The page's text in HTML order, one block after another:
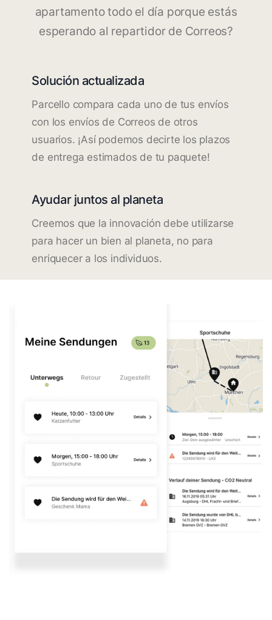
apartamento todo el día porque estás
esperando al repartidor de Correos?
Solución actualizada
Parcello compara cada uno de tus envíos
con los envíos de Correos de otros
usuarios. ¡Así podemos decirte los plazos
de entrega estimados de tu paquete!
Ayudar juntos al planeta
Creemos que la innovación debe utilizarse
para hacer un bien al planeta, no para
enriquecer a los individuos.